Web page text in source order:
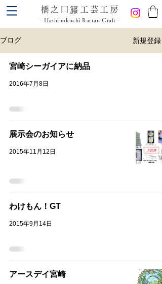
橋之口籐工芸工房
－Hashinokuchi Rattan Craft－
ブログ 新規登録
宮崎シーガイアに納品
2016年7月8日
展示会のお知らせ
2015年11月12日
わけもん！GT
2015年9月14日
アースデイ宮崎